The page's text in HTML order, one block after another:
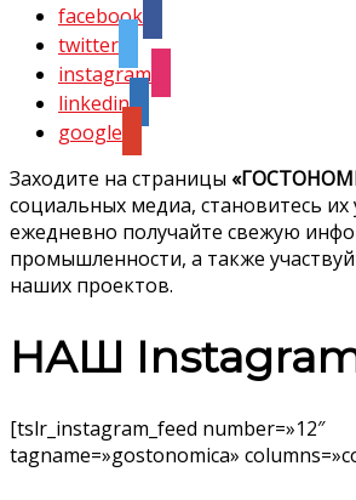
facebook
twitter
instagram
linkedin
google
Заходите на страницы
социальных медиа, становитесь их
ежедневно получайте свежую
промышленности, а также
наших проектов.
НАШ
[tslr_instagram_feed number=»12″
tagname=»gostonomica»